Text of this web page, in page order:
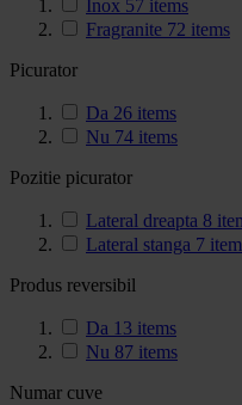
Inox 57 items
Fragranite 72 items
Picurator
Da 26 items
Nu 74 items
Pozitie picurator
Lateral dreapta 8
Lateral stanga 7
Produs reversibil
Da 13 items
Nu 87 items
Numar cuve